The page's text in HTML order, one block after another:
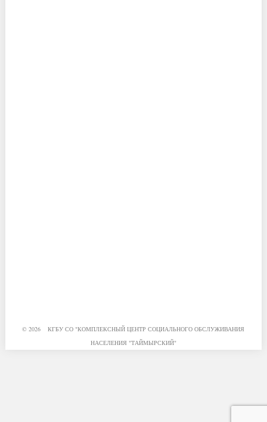
© 2026 КГБУ СО "КОМПЛЕКСНЫЙ ЦЕНТР СОЦИАЛЬНОГО ОБСЛУЖИВАНИЯ
НАСЕЛЕНИЯ "ТАЙМЫРСКИЙ"